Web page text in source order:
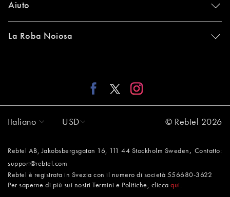
Aiuto
La Roba Noiosa
Italiano USD © Rebtel 2026
Rebtel AB, Jakobsbergsgatan 16, 111 44 Stockholm Sweden , Contatto:
support@rebtel.com
Rebtel è registrata in Svezia con il numero di società 556680-3622
Per saperne di più sui nostri Termini e Politiche, clicca qui .